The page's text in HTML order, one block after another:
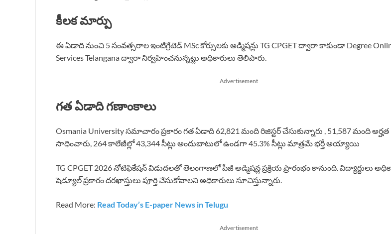
కీలక మార్పు
ఈ ఏడాది నుంచి 5 సంవత్సరాల ఇంటిగ్రేటెడ్ MSc కోర్సులకు అడ్మిషన్లు TG CPGET ద్వారా కాకుండా Degree
Services Telangana ద్వారా నిర్వహించనున్నట్లు అధికారులు తెలిపారు.
Advertisement
గత ఏడాది గణాంకాలు
Osmania University సమాచారం ప్రకారం గత ఏడాది 62,821 మంది రిజిస్టర్ చేసుకున్నారు , 51,587 మంది అర్హత
సాధించారు, 264 కాలేజీల్లో 43,344 సీట్లు అందుబాటులో ఉండగా 45.3% సీట్లు మాత్రమే భర్తీ అయ్యాయి
TG CPGET 2026 నోటిఫికేషన్ విడుదలతో తెలంగాణలో పీజీ అడ్మిషన్ల ప్రక్రియ ప్రారంభం కానుంది. విద్యార్థులు
షెడ్యూల్ ప్రకారం దరఖాస్తులు పూర్తి చేసుకోవాలని అధికారులు సూచిస్తున్నారు.
Read More: Read Today’s E-paper News in Telugu
Advertisement